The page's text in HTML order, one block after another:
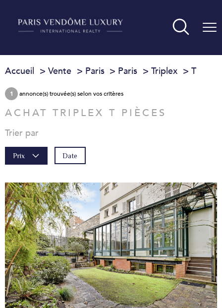
Accueil Vente Paris Paris Triplex T
1 annonce(s) trouvée(s) selon vos critères
ACHAT TRIPLEX T PIÈCES
Trier par
Prix Date